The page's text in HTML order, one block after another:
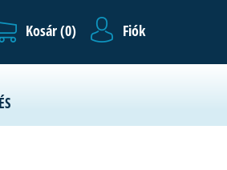
Kosár (0) Fiók